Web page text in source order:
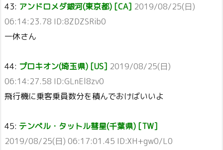
43: アンドロメダ銀河(東京都) [CA] 2019/08/25(日)
06:14:23.78 ID:8ZDZSRib0
一休さん
44: プロキオン(埼玉県) [US] 2019/08/25(日)
06:14:27.58 ID:GLnEl8zv0
飛行機に乗客乗員数分を積んでおけばいいよ
45: テンペル・タットル彗星(千葉県) [TW]
2019/08/25(日) 06:17:01.45 ID:XH+gw0/L0